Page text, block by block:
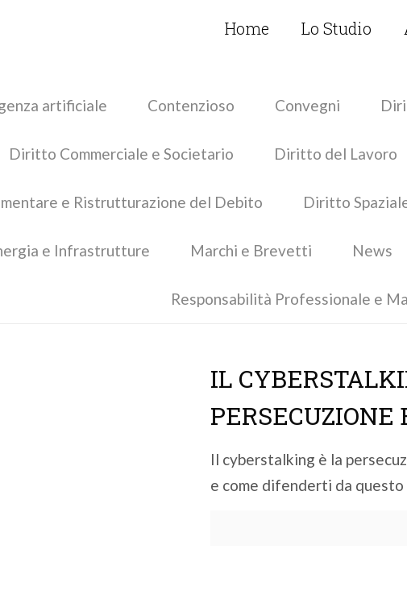
Home Lo Studio
artificiale Contenzioso Convegni
Diritto Commerciale e Societario Diritto del Lavoro
e Ristrutturazione del Debito Diritto
e Infrastrutture Marchi e Brevetti News
Responsabilità Professionale e
IL
PERSECUZIONE
Il cyberstalking è la
e come difenderti da